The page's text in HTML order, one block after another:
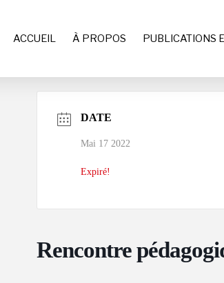
ACCUEIL À PROPOS PUBLICATIONS
DATE
Mai 17 2022
Expiré!
Rencontre